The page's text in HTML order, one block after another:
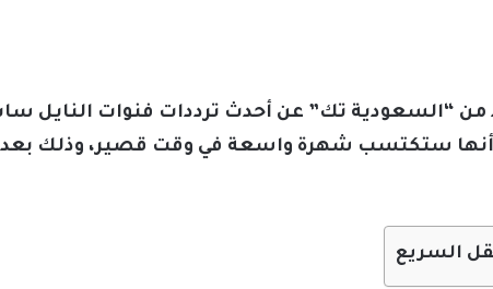
“السعودية تك” عن أحدث ترددات فنوات النايل
أنها ستكتسب شهرة واسعة في وقت قصير، وذلك
السريع